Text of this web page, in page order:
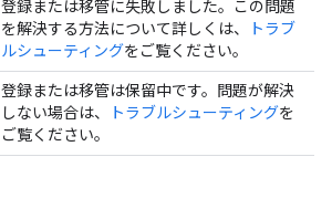
登録または移管に失敗しました。この問題
を解決する方法について詳しくは、
トラブ
ルシューティングをご覧ください。
登録または移管は保留中です。問題が解決
しない場合は、
トラブルシューティングを
ご覧ください。